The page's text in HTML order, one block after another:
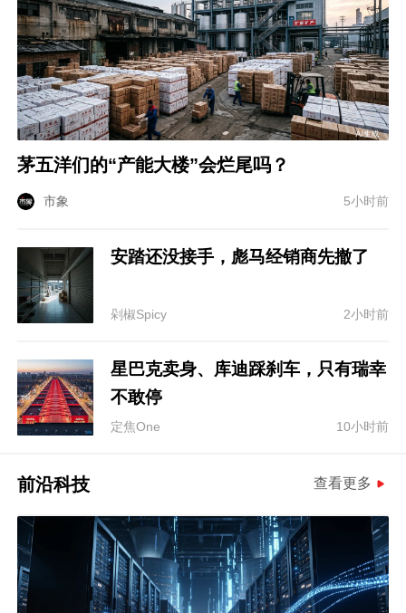
茅五洋们的“产能大楼”会烂尾吗？
市象 5小时前
安踏还没接手，彪马经销商先撤了
剁椒Spicy 2小时前
星巴克卖身、库迪踩刹车，只有瑞幸
不敢停
定焦One 10小时前
前沿科技 查看更多